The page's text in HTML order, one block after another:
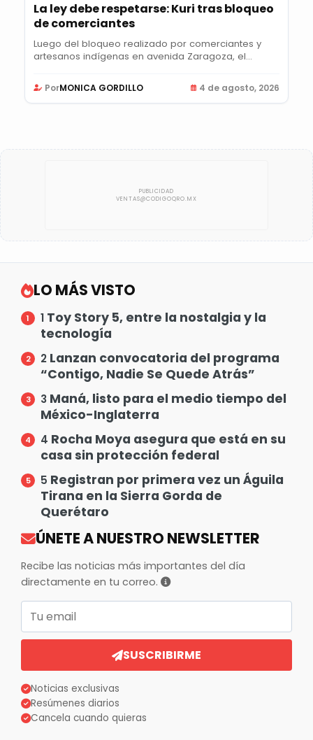
La ley debe respetarse: Kuri tras bloqueo
de comerciantes
Luego del bloqueo realizado por comerciantes y
artesanos indígenas en avenida Zaragoza, el...
PorMONICA GORDILLO 4 de agosto, 2026
LO MÁS VISTO
1 Toy Story 5, entre la nostalgia y la
tecnología
2 Lanzan convocatoria del programa
“Contigo, Nadie Se Quede Atrás”
3 Maná, listo para el medio tiempo del
México-Inglaterra
4 Rocha Moya asegura que está en su
casa sin protección federal
5 Registran por primera vez un Águila
Tirana en la Sierra Gorda de
Querétaro
ÚNETE A NUESTRO NEWSLETTER
Recibe las noticias más importantes del día
directamente en tu correo.
SUSCRIBIRME
Noticias exclusivas
Resúmenes diarios
Cancela cuando quieras